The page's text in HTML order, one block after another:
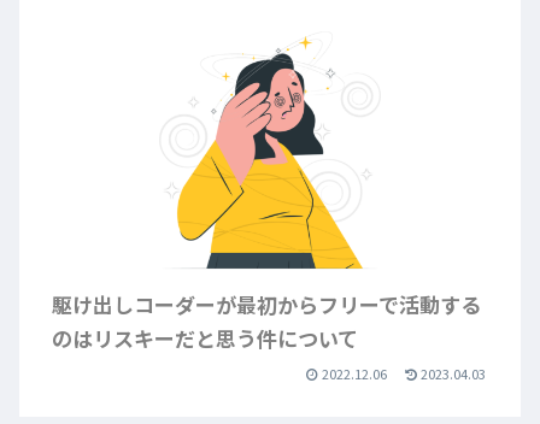
駆け出しコーダーが最初からフリーで活動する
のはリスキーだと思う件について
2022.12.06 2023.04.03